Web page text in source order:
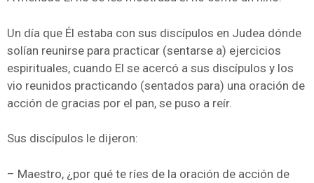
Un día que Él estaba con sus discípulos en Judea dónde
solían reunirse para practicar (sentarse a) ejercicios
espirituales, cuando El se acercó a sus discípulos y los
vio reunidos practicando (sentados para) una oración de
acción de gracias por el pan, se puso a reír.
Sus discípulos le dijeron:
– Maestro, ¿por qué te ríes de la oración de acción de